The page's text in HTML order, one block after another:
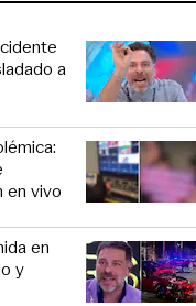
a
en vivo
en
y